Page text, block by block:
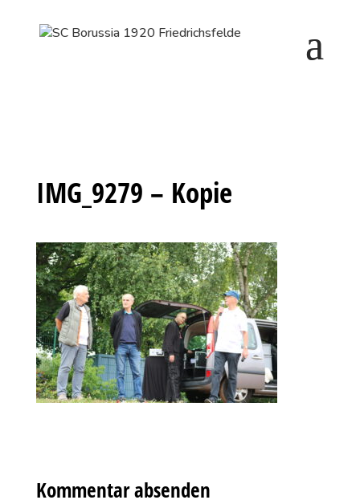
Kinder vereinbaren und zu Saisonbeginn dabei sein.
IMG_9279 – Kopie
Kommentar absenden